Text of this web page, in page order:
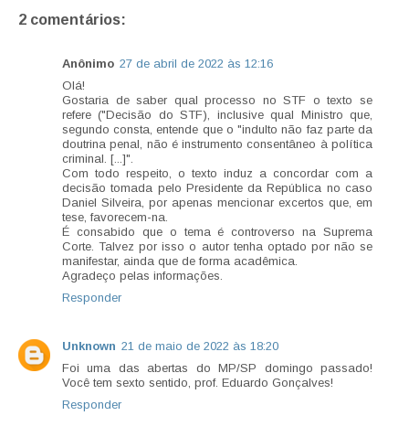
2 comentários:
Anônimo 27 de abril de 2022 às 12:16
Olá!
Gostaria de saber qual processo no STF o texto se
refere ("Decisão do STF), inclusive qual Ministro que,
segundo consta, entende que o "indulto não faz parte da
doutrina penal, não é instrumento consentâneo à política
criminal. [...]".
Com todo respeito, o texto induz a concordar com a
decisão tomada pelo Presidente da República no caso
Daniel Silveira, por apenas mencionar excertos que, em
tese, favorecem-na.
É consabido que o tema é controverso na Suprema
Corte. Talvez por isso o autor tenha optado por não se
manifestar, ainda que de forma acadêmica.
Agradeço pelas informações.
Responder
Unknown 21 de maio de 2022 às 18:20
Foi uma das abertas do MP/SP domingo passado!
Você tem sexto sentido, prof. Eduardo Gonçalves!
Responder